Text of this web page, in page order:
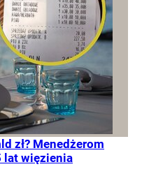
zł? Menedżerom
lat więzienia